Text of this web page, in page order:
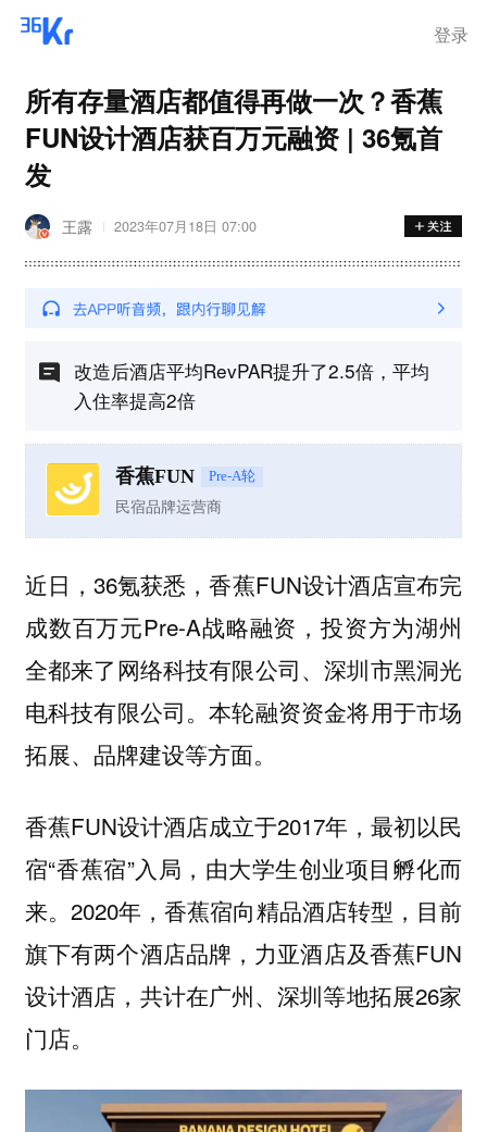
登录
所有存量酒店都值得再做一次？香蕉
FUN设计酒店获百万元融资 | 36氪首
发
王露 2023年07月18日 07:00
改造后酒店平均RevPAR提升了2.5倍，平均
入住率提高2倍
香蕉FUN Pre-A轮
民宿品牌运营商
近日，36氪获悉，香蕉FUN设计酒店宣布完
成数百万元Pre-A战略融资，投资方为湖州
全都来了网络科技有限公司、深圳市黑洞光
电科技有限公司。本轮融资资金将用于市场
拓展、品牌建设等方面。
香蕉FUN设计酒店成立于2017年，最初以民
宿“香蕉宿”入局，由大学生创业项目孵化而
来。2020年，香蕉宿向精品酒店转型，目前
旗下有两个酒店品牌，力亚酒店及香蕉FUN
设计酒店，共计在广州、深圳等地拓展26家
门店。